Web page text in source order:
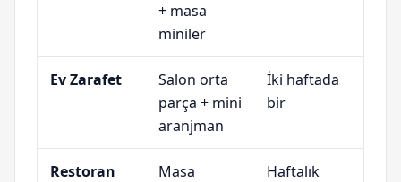
+ masa
miniler
Ev Zarafet
Salon orta
parça + mini
aranjman
İki haftada
bir
Restoran
Masa
Haftalık